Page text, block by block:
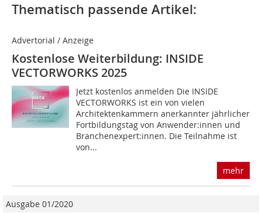
Thematisch passende Artikel:
Advertorial / Anzeige
Kostenlose Weiterbildung: INSIDE
VECTORWORKS 2025
Jetzt kostenlos anmelden Die INSIDE
VECTORWORKS ist ein von vielen
Architektenkammern anerkannter jährlicher
Fortbildungstag von Anwender:innen und
Branchenexpert:innen. Die Teilnahme ist
von...
mehr
Ausgabe 01/2020